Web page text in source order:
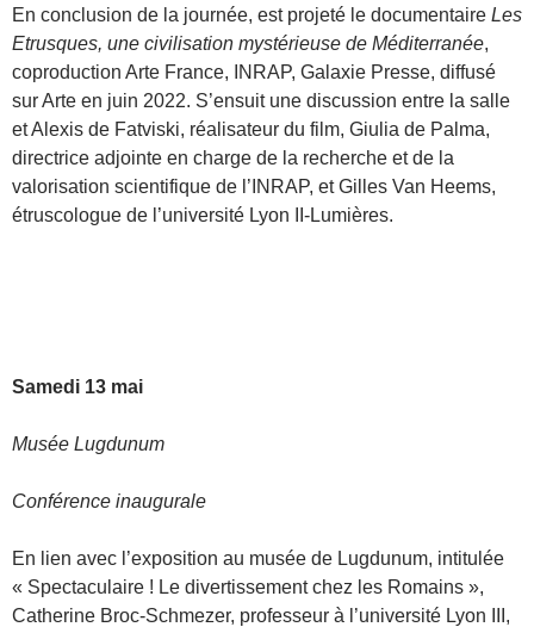
En conclusion de la journée, est projeté le documentaire Les
Etrusques, une civilisation mystérieuse de Méditerranée,
coproduction Arte France, INRAP, Galaxie Presse, diffusé
sur Arte en juin 2022. S’ensuit une discussion entre la salle
et Alexis de Fatviski, réalisateur du film, Giulia de Palma,
directrice adjointe en charge de la recherche et de la
valorisation scientifique de l’INRAP, et Gilles Van Heems,
étruscologue de l’université Lyon II-Lumières.
Samedi 13 mai
Musée Lugdunum
Conférence inaugurale
En lien avec l’exposition au musée de Lugdunum, intitulée
« Spectaculaire ! Le divertissement chez les Romains »,
Catherine Broc-Schmezer, professeur à l’université Lyon III,